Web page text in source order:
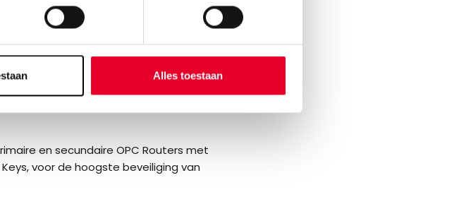
Alles toestaan
te monitoren.
beheer grote hoeveelheden data
op het gebied van
en secundaire OPC Routers met
voor de hoogste beveiliging van